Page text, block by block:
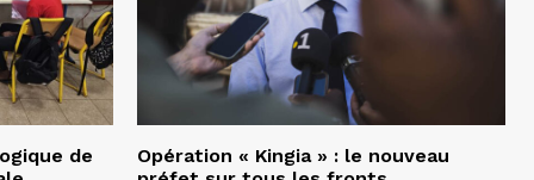
de
Opération « Kingia » : le nouveau